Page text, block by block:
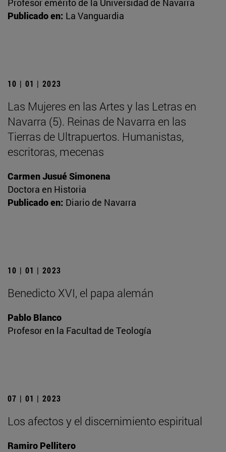
Profesor emérito de la Universidad de Navarra
Publicado en: La Vanguardia
10 | 01 | 2023
Las Mujeres en las Artes y las Letras en
Navarra (5). Reinas de Navarra en las
Tierras de Ultrapuertos. Humanistas,
escritoras, mecenas
Carmen Jusué Simonena
Doctora en Historia
Publicado en: Diario de Navarra
10 | 01 | 2023
Benedicto XVI, el papa alemán
Pablo Blanco
Profesor en la Facultad de Teología
07 | 01 | 2023
Los afectos y el discernimiento espiritual
Ramiro Pellitero